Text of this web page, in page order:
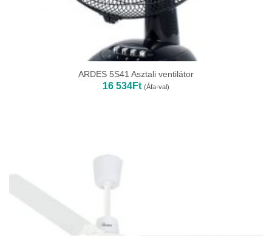
ARDES 5S41 Asztali ventilátor
16 534Ft (Áfa-val)